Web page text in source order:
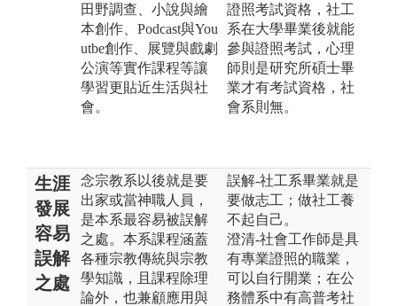
田野調查、小說與繪
本創作、Podcast與You
utbe創作、展覽與戲劇
公演等實作課程等讓
學習更貼近生活與社
會。
證照考試資格，社工
系在大學畢業後就能
參與證照考試，心理
師則是研究所碩士畢
業才有考試資格，社
會系則無。
生涯
發展
容易
誤解
之處
念宗教系以後就是要
出家或當神職人員，
是本系最容易被誤解
之處。本系課程涵蓋
各種宗教傳統與宗教
學知識，且課程除理
論外，也兼顧應用與
誤解-社工系畢業就是
要做志工；做社工養
不起自己。
澄清-社會工作師是具
有專業證照的職業，
可以自行開業；在公
務體系中有高普考社